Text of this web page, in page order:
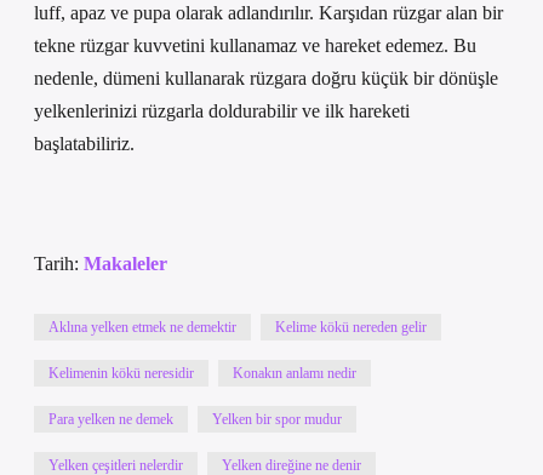
luff, apaz ve pupa olarak adlandırılır. Karşıdan rüzgar alan bir
tekne rüzgar kuvvetini kullanamaz ve hareket edemez. Bu
nedenle, dümeni kullanarak rüzgara doğru küçük bir dönüşle
yelkenlerinizi rüzgarla doldurabilir ve ilk hareketi
başlatabiliriz.
Tarih: Makaleler
Aklına yelken etmek ne demektir Kelime kökü nereden gelir
Kelimenin kökü neresidir Konakın anlamı nedir
Para yelken ne demek Yelken bir spor mudur
Yelken çeşitleri nelerdir Yelken direğine ne denir